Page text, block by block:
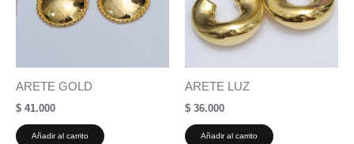
ARETE GOLD
$ 41.000
Añadir al carrito
ARETE LUZ
$ 36.000
Añadir al carrito